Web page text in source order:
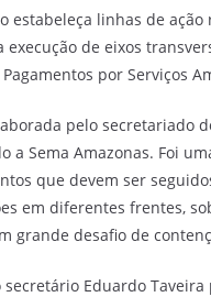
estabeleça linhas de
execução de eixos
por Serviços
pelo secretariado
a Sema Amazonas. Foi
que devem ser
em diferentes frentes,
grande desafio de
secretário Eduardo